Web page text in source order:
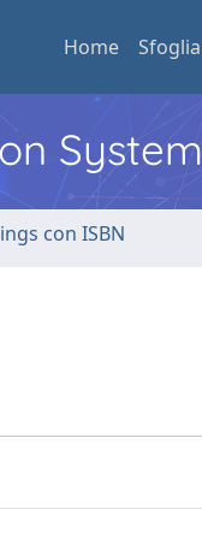
Home Sfoglia
System
con ISBN